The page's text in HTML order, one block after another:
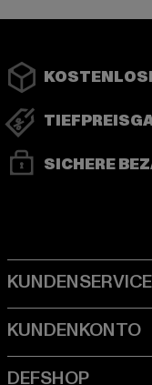
SICHERE